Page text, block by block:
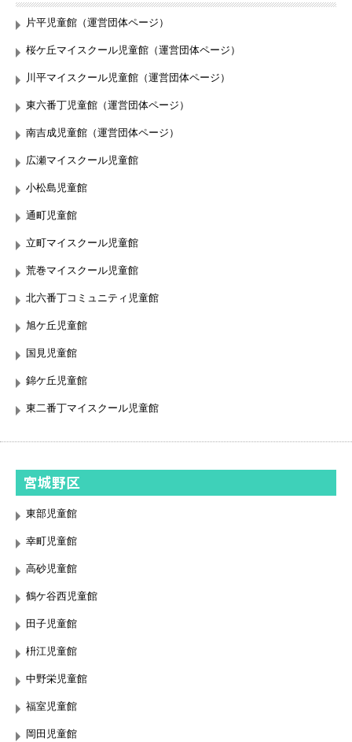
片平児童館（運営団体ページ）
桜ケ丘マイスクール児童館（運営団体ページ）
川平マイスクール児童館（運営団体ページ）
東六番丁児童館（運営団体ページ）
南吉成児童館（運営団体ページ）
広瀬マイスクール児童館
小松島児童館
通町児童館
立町マイスクール児童館
荒巻マイスクール児童館
北六番丁コミュニティ児童館
旭ケ丘児童館
国見児童館
錦ケ丘児童館
東二番丁マイスクール児童館
宮城野区
東部児童館
幸町児童館
高砂児童館
鶴ケ谷西児童館
田子児童館
枡江児童館
中野栄児童館
福室児童館
岡田児童館